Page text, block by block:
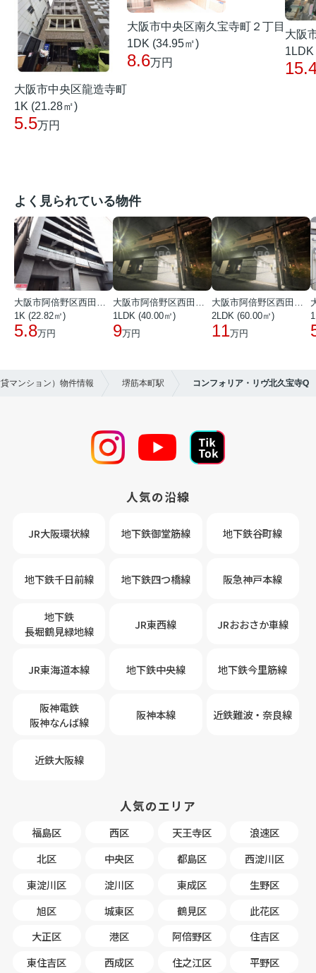
大阪市中央区龍造寺町
1K (21.28㎡)
5.5万円
大阪市中央区南久宝寺町２丁目
1DK (34.95㎡)
8.6万円
大阪
1LDK
よく見られている物件
1K (22.82㎡)
5.8万円
1LDK (40.00㎡)
9万円
2LDK (60.00㎡)
11万円
マンション）物件情報 堺筋本町駅 コンフォリア・リヴ北久宝寺Q
人気の沿線
JR大阪環状線 地下鉄御堂筋線 地下鉄谷町線
地下鉄千日前線 地下鉄四つ橋線 阪急神戸本線
地下鉄
長堀鶴見緑地線
JR東西線 JRおおさか車線
JR東海道本線 地下鉄中央線 地下鉄今里筋線
阪神電鉄
阪神なんば線
阪神本線 近鉄難波・奈良線
近鉄大阪線
人気のエリア
福島区 西区 天王寺区
浪速区
北区
中央区 都島区
西淀川区
東淀川区
淀川区 東成区
生野区
旭区
城東区 鶴見区
此花区
大正区
港区 阿倍野区
住吉区
東住吉区
西成区 住之江区 平野区